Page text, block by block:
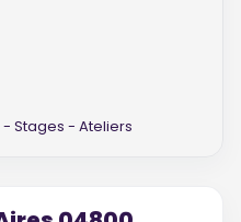
Stages - Ateliers